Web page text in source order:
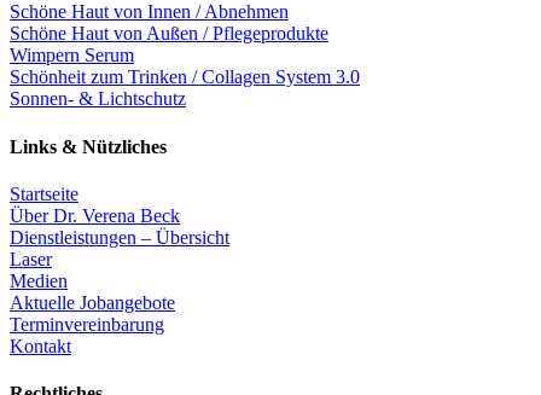
Schöne Haut von Innen / Abnehmen
Schöne Haut von Außen / Pflegeprodukte
Wimpern Serum
Schönheit zum Trinken / Collagen System 3.0
Sonnen- & Lichtschutz
Links & Nützliches
Startseite
Über Dr. Verena Beck
Dienstleistungen – Übersicht
Laser
Medien
Aktuelle Jobangebote
Terminvereinbarung
Kontakt